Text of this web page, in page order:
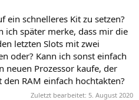
ein schnelleres Kit zu setzen?
ich später merke, dass mir die
letzten Slots mit zwei
oder? Kann ich sonst einfach
neuen Prozessor kaufe, der
RAM einfach hochtakten?
Zuletzt bearbeitet: 5. August 2020